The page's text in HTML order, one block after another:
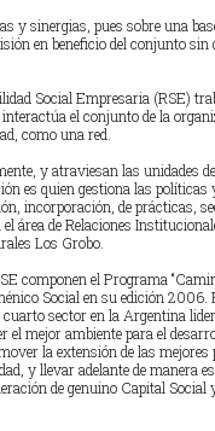
y sinergias, pues sobre una
en beneficio del conjunto sin
Social Empresaria (RSE)
el conjunto de la
como una red.
y atraviesan las unidades
es quien gestiona las
incorporación, de prácticas,
área de Relaciones
Los Grobo.
componen el Programa
Social en su edición
sector en la Argentina
mejor ambiente para el
la extensión de las mejores
y llevar adelante de manera
de genuino Capital Social